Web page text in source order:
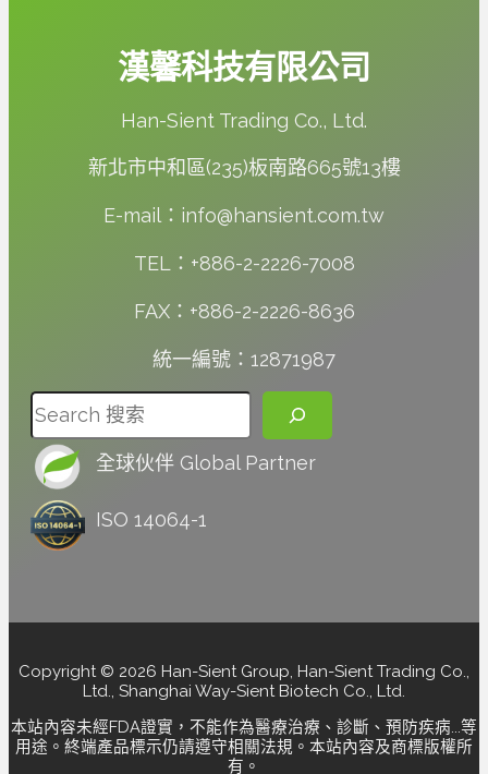
漢馨科技有限公司
Han-Sient Trading Co., Ltd.
新北市中和區(235)板南路665號13樓
E-mail：info@hansient.com.tw
TEL：+886-2-2226-7008
FAX：+886-2-2226-8636
統一編號：12871987
全球伙伴 Global Partner
ISO 14064-1
Copyright © 2026 Han-Sient Group, Han-Sient Trading Co.,
Ltd., Shanghai Way-Sient Biotech Co., Ltd.
本站內容未經FDA證實，不能作為醫療治療、診斷、預防疾病...等
用途。終端產品標示仍請遵守相關法規。本站內容及商標版權所
有。